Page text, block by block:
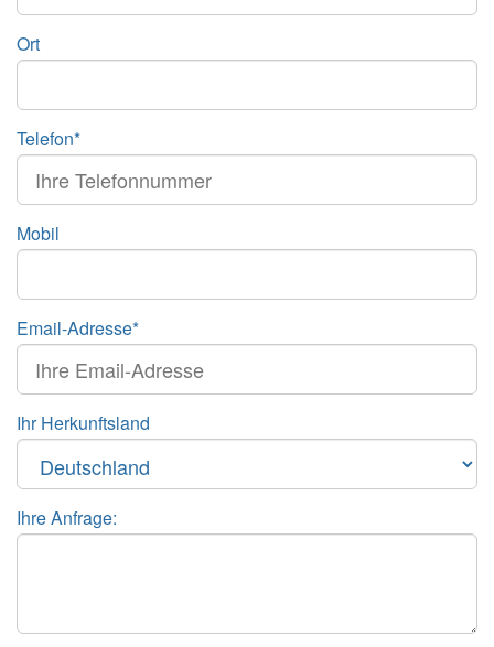
Ort
Telefon*
Mobil
Email-Adresse*
Ihr Herkunftsland
Ihre Anfrage: